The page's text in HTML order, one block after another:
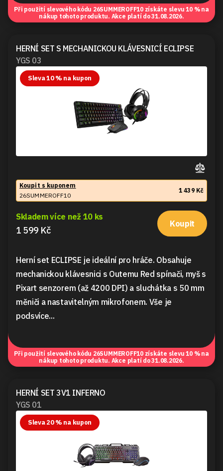
Při použití slevového kódu 26SUMMEROFF10 získáte slevu 10 % na
nákup tohoto produktu. Akce platí do 31.08.2026.
HERNÍ SET S MECHANICKOU KLÁVESNICÍ ECLIPSE
YGS 03
Sleva 10 % na kupon
Koupit s kuponem
26SUMMEROFF10
1 439 Kč
Skladem více než 10 ks
1 599 Kč
Koupit
Herní set ECLIPSE je ideální pro hráče. Obsahuje
mechanickou klávesnici s Outemu Red spínači, myš s
Pixart senzorem (až 4200 DPI) a sluchátka s 50 mm
měniči a nastavitelným mikrofonem. Vše je
podsvíce...
Při použití slevového kódu 26SUMMEROFF10 získáte slevu 10 % na
nákup tohoto produktu. Akce platí do 31.08.2026.
HERNÍ SET 3V1 INFERNO
YGS 01
Sleva 20 % na kupon